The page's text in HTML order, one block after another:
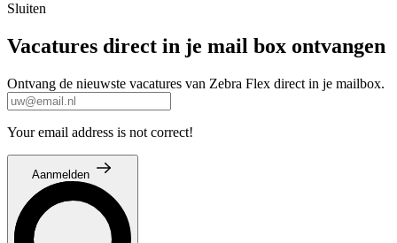
Sluiten
Vacatures direct in je mail box ontvangen
Ontvang de nieuwste vacatures van Zebra Flex direct in je mailbox.
Your email address is not correct!
Aanmelden